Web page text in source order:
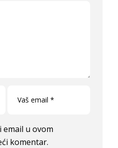
email u ovom
komentar.